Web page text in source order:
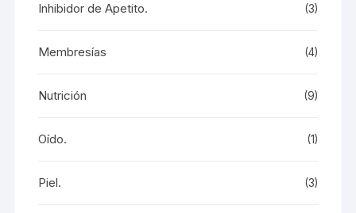
Inhibidor de Apetito. (3)
Membresías (4)
Nutrición (9)
Oído. (1)
Piel. (3)